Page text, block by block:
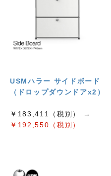
USMハラー サイドボード
（ドロップダウンドアx2）
￥183,411（税別） →
￥192,550（税別）